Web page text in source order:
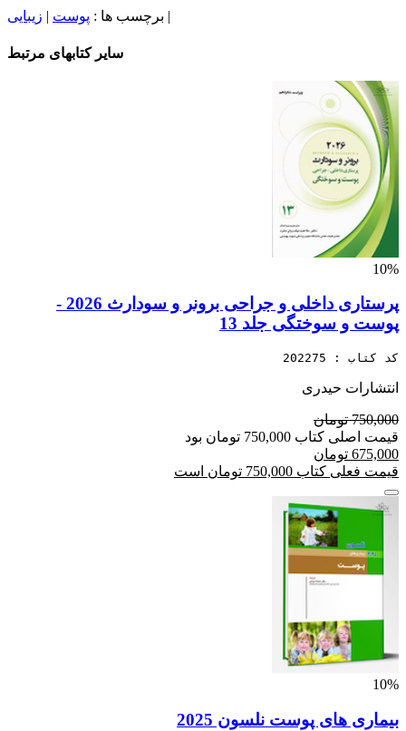
برچسب ها : پوست | زیبایی |
سایر کتابهای مرتبط
10%
پرستاری داخلی و جراحی برونر و سودارث 2026 -
پوست و سوختگی جلد 13
کد کتاب : 202275
انتشارات حیدری
750,000 تومان
قیمت اصلی کتاب 750,000 تومان بود
675,000 تومان
قیمت فعلی کتاب 750,000 تومان است
10%
بیماری های پوست نلسون 2025